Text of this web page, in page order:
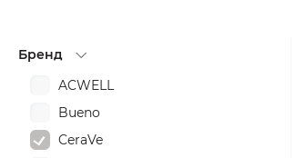
Бренд
ACWELL
Bueno
CeraVe